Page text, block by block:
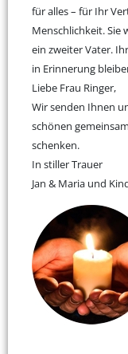
für alles – für Ihr
Menschlichkeit. Sie
ein zweiter Vater.
in Erinnerung
Liebe Frau Ringer,
Wir senden Ihnen
schönen
schenken.
In stiller Trauer
Jan & Maria und